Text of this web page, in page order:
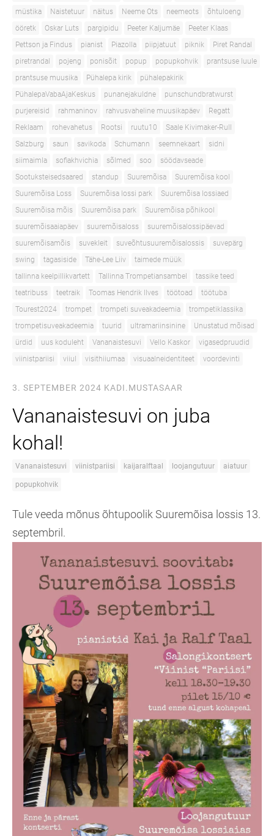
müstika
Naistetuur näitus Neeme Ots neemeots
õhtuloeng
ööretk
Oskar Luts pargipidu Peeter Kaljumäe
Peeter Klaas
Pettson ja Findus
pianist Piazolla piipjatuut piknik
Piret Randal
piretrandal
pojeng ponisõit popup popupkohvik
prantsuse luule
prantsuse muusika
Pühalepa kirik
pühalepakirik
PühalepaVabaAjaKeskus
punanejakuldne
punschundbratwurst
purjereisid
rahmaninov rahvusvaheline muusikapäev
Regatt
Reklaam
rohevahetus Rootsi ruutu10
Saale Kivimaker-Rull
Salzburg
saun savikoda Schumann seemnekaart
sidni
siimaimla
sofiakhvichia sõlmed soo
söödavseade
Sootuksteisedsaared
standup Suuremõisa
Suuremõisa kool
Suuremõisa Loss
Suuremõisa lossi park
Suuremõisa lossiaed
Suuremõisa mõis
Suuremõisa park
Suuremõisa põhikool
suuremõisaaiapäev
suuremõisaloss
suuremõisalossipäevad
suuremõisamõis
suvekleit suveõhtusuuremõisalossis
suvepärg
swing
tagasiside Tähe-Lee Liiv
taimede müük
tallinna keelpillikvartett
Tallinna Trompetiansambel
tassike teed
teatribuss
teetraik Toomas Hendrik Ilves töötoad
töötuba
Tourest2024
trompet trompeti suveakadeemia
trompetiklassika
trompetisuveakadeemia
tuurid ultramariinsinine
Unustatud mõisad
ürdid
uus koduleht Vananaistesuvi Vello Kaskor
vigasedpruudid
viinistpariisi
viiul visithiiumaa visuaalneidentiteet voordevinti
3. SEPTEMBER 2024 KADI.MUSTASAAR
Vananaistesuvi on juba
kohal!
Vananaistesuvi viinistpariisi kaijaralftaal loojangutuur aiatuur
popupkohvik
Tule veeda mõnus õhtupoolik Suuremõisa lossis 13.
septembril.